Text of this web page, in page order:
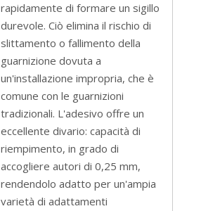
rapidamente di formare un sigillo
durevole. Ciò elimina il rischio di
slittamento o fallimento della
guarnizione dovuta a
un'installazione impropria, che è
comune con le guarnizioni
tradizionali. L'adesivo offre un
eccellente divario: capacità di
riempimento, in grado di
accogliere autori di 0,25 mm,
rendendolo adatto per un'ampia
varietà di adattamenti